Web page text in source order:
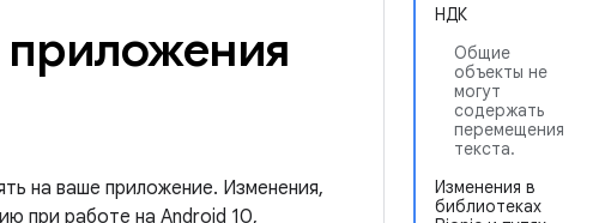
НДК
Общие
объекты не
могут
содержать
перемещения
текста.
Изменения в
библиотеках
приложения
на ваше приложение. Изменения,
при работе на Android 10,